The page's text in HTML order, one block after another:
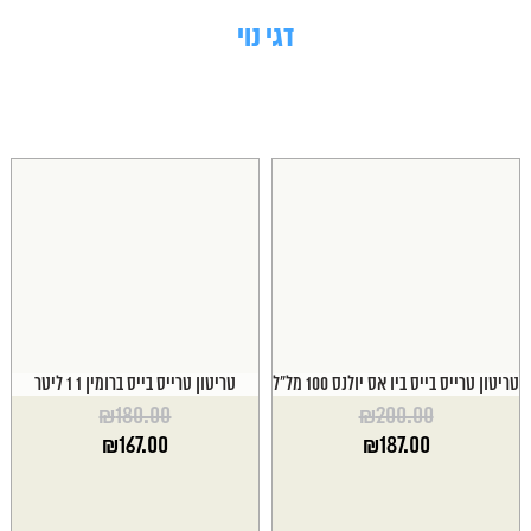
דגי נוי
טריטון טרייס בייס ביו אס יולנס 100 מל"ל
₪200.00
המחיר
₪187.00
טריטון טרייס בייס ברומין 1 1 ליטר
₪180.00
המחיר
₪167.00